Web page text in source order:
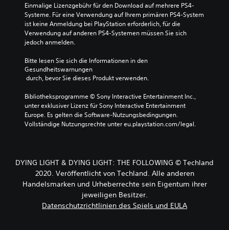
Einmalige Lizenzgebühr für den Download auf mehrere PS4-
Systeme. Für eine Verwendung auf Ihrem primären PS4-System
ist keine Anmeldung bei PlayStation erforderlich, für die
Verwendung auf anderen PS4-Systemen müssen Sie sich
jedoch anmelden.
Bitte lesen Sie sich die Informationen in den
Gesundheitswarnungen
durch, bevor Sie dieses Produkt verwenden.
Bibliotheksprogramme © Sony Interactive Entertainment Inc.,
unter exklusiver Lizenz für Sony Interactive Entertainment
Europe. Es gelten die Software-Nutzungsbedingungen.
Vollständige Nutzungsrechte unter eu.playstation.com/legal.
DYING LIGHT & DYING LIGHT: THE FOLLOWING © Techland
2020. Veröffentlicht von Techland. Alle anderen
Handelsmarken und Urheberrechte sein Eigentum ihrer
jeweiligen Besitzer.
Datenschutzrichtlinien des Spiels und EULA